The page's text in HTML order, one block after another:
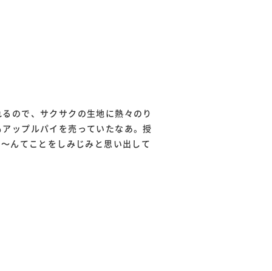
ので、サクサクの生地に熱々のり
ップルパイを売っていたなあ。授
んてことをしみじみと思い出して